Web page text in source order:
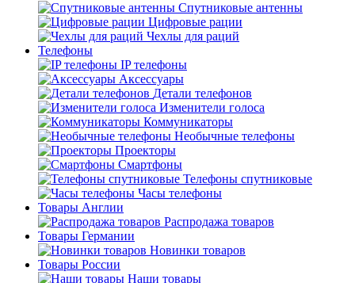
Спутниковые антенны
Цифровые рации
Чехлы для раций
Телефоны
IP телефоны
Аксессуары
Детали телефонов
Изменители голоса
Коммуникаторы
Необычные телефоны
Проекторы
Смартфоны
Телефоны спутниковые
Часы телефоны
Товары Англии
Распродажа товаров
Товары Германии
Новинки товаров
Товары России
Наши товары